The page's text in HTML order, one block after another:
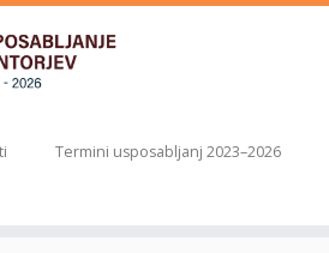
Termini usposabljanj 2023–2026